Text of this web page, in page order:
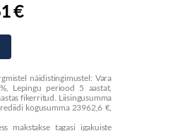
€
näidistingimustel: Vara
Lepingu periood 5 aastat,
fikerritud. Liisingusumma
kogusumma 23962,6 €,
makstakse tagasi igakuiste